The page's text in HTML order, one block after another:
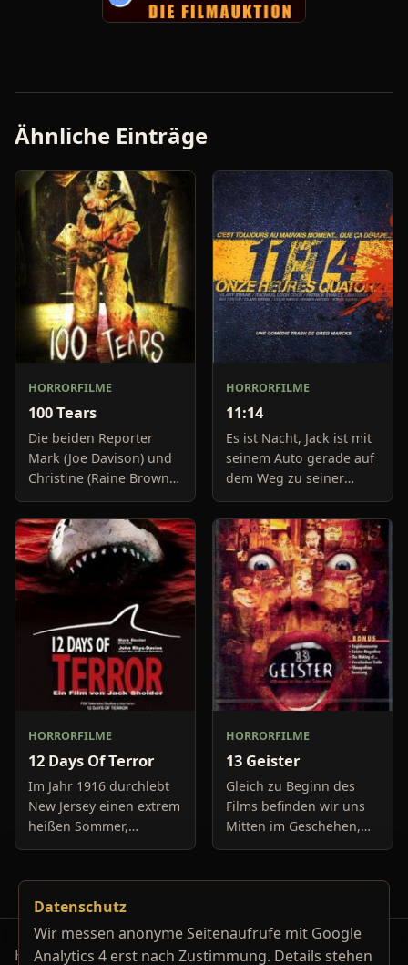
Ähnliche Einträge
HORRORFILME
100 Tears
Die beiden Reporter
Mark (Joe Davison) und
Christine (Raine Brown)
haben keine Lust mehr
auf belanglose
Boulevard-Meldungen
und befassen sich
neuerdings mit Se
HORRORFILME
11:14
Es ist Nacht, Jack ist mit
seinem Auto gerade auf
dem Weg zu seiner
Freundin, um diese
abzuholen. Die Uhr im
Auto springt auf 11:14h,
genau in dem Moment
fäll
HORRORFILME
12 Days Of Terror
Im Jahr 1916 durchlebt
New Jersey einen extrem
heißen Sommer,
während in Europa der
Bewohner eines kleinen
Küstenortes leiden sehr
unter der
HORRORFILME
13 Geister
Gleich zu Beginn des
Films befinden wir uns
Mitten im Geschehen,
eine Gruppe von Leuten
Cyrus Kriticus und
Geisteraufspührer Rafk
Horrorfilm-Reviews, Serienkiller-Profile und Genre-
Datenschutz
Wir messen anonyme Seitenaufrufe mit Google
Analytics 4 erst nach Zustimmung. Details stehen